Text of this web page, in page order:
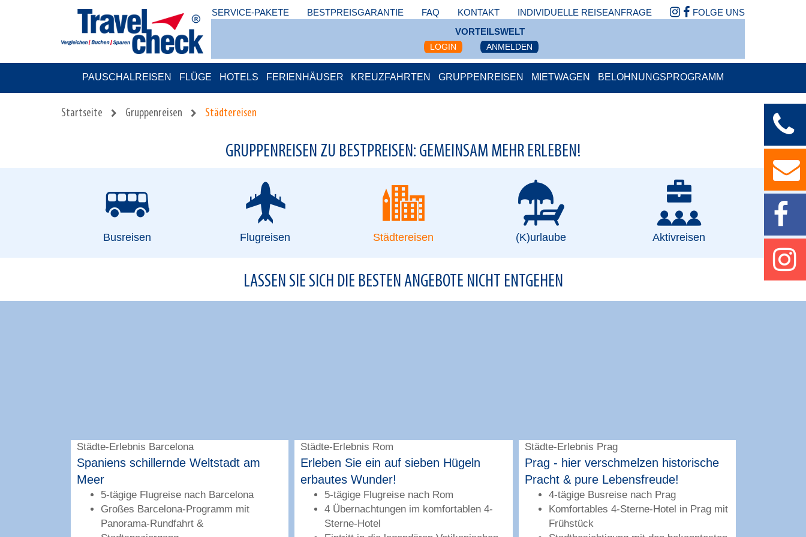
FOLGE UNS
INDIVIDUELLE REISEANFRAGE
KONTAKT
FAQ
BESTPREISGARANTIE
SERVICE-PAKETE
VORTEILSWELT
LOGIN ANMELDEN
PAUSCHALREISEN FLÜGE HOTELS FERIENHÄUSER KREUZFAHRTEN GRUPPENREISEN MIETWAGEN BELOHNUNGSPROGRAMM
Startseite Gruppenreisen Städtereisen
GRUPPENREISEN ZU BESTPREISEN: GEMEINSAM MEHR ERLEBEN!
Busreisen Flugreisen Städtereisen (K)urlaube Aktivreisen
LASSEN SIE SICH DIE BESTEN ANGEBOTE NICHT ENTGEHEN
Städte-Erlebnis Barcelona
Spaniens schillernde Weltstadt am
Meer
5-tägige Flugreise nach Barcelona
Großes Barcelona-Programm mit
Panorama-Rundfahrt &
Städte-Erlebnis Rom
Erleben Sie ein auf sieben Hügeln
erbautes Wunder!
5-tägige Flugreise nach Rom
4 Übernachtungen im komfortablen 4-
Sterne-Hotel
Städte-Erlebnis Prag
Prag - hier verschmelzen historische
Pracht & pure Lebensfreude!
4-tägige Busreise nach Prag
Komfortables 4-Sterne-Hotel in Prag mit
Frühstück